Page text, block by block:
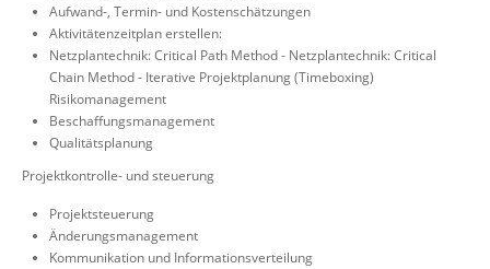
Aufwand-, Termin- und Kostenschätzungen
Aktivitätenzeitplan erstellen:
Netzplantechnik: Critical Path Method - Netzplantechnik: Critical
Chain Method - Iterative Projektplanung (Timeboxing)
Risikomanagement
Beschaffungsmanagement
Qualitätsplanung
Projektkontrolle- und steuerung
Projektsteuerung
Änderungsmanagement
Kommunikation und Informationsverteilung